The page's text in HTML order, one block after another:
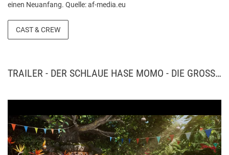
einen Neuanfang. Quelle: af-media.eu
CAST & CREW
TRAILER - DER SCHLAUE HASE MOMO - DIE GROSSE VERFOLGUNG